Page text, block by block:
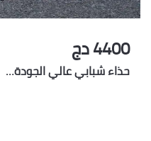
4400 دج
حذاء شبابي عالي الجودة…